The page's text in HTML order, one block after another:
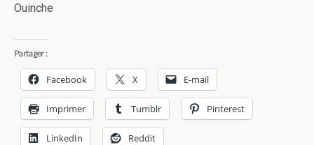
Ouinche
Partager :
Facebook X E-mail
Imprimer Tumblr Pinterest
LinkedIn Reddit